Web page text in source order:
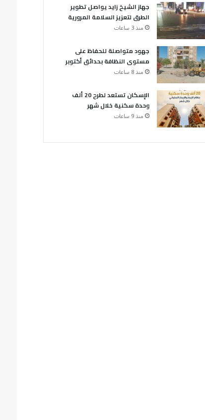
جهاز الشيخ زايد يواصل تطوير
الطرق لتعزيز السلامة المرورية
منذ 3 ساعات
جهود متواصلة للحفاظ على
مستوى النظافة بحدائق أكتوبر
منذ 8 ساعات
الإسكان تستعد لطرح 20 ألف
وحدة سكنية خلال شهر
منذ 9 ساعات